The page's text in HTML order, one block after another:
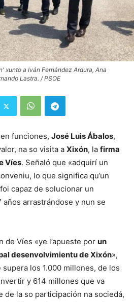
xunto a Iván Fernández Ardura, Ana
Lastra. / PSOE
en funciones, José Luis Ábalos,
na so visita a Xixón, la firma
Víes. Señaló que «adquirí un
lo que significa qu’un
capaz de solucionar un
años arrastrándose y nun se
de Víes «ye l’apueste por un
desenvolvimientu de Xixón»,
los 1.000 millones, de los
y 614 millones que va
de la so participación na sociedá,